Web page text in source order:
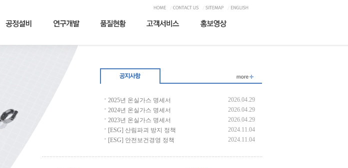
2025년 온실가스 명세서
2026.04.29
2024년 온실가스 명세서
2026.04.29
2023년 온실가스 명세서
2026.04.29
[ESG] 산림파괴 방지 정책
2024.11.04
[ESG] 안전보건경영 정책
2024.11.04